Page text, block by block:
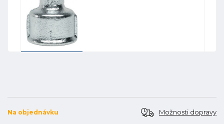
Na objednávku Možnosti dopravy